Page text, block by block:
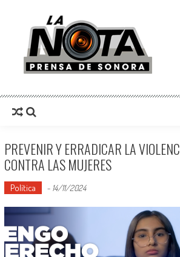
La Nota Prensa De Sonora
PREVENIR Y ERRADICAR LA
CONTRA LAS MUJERES
Política - 14/11/2024